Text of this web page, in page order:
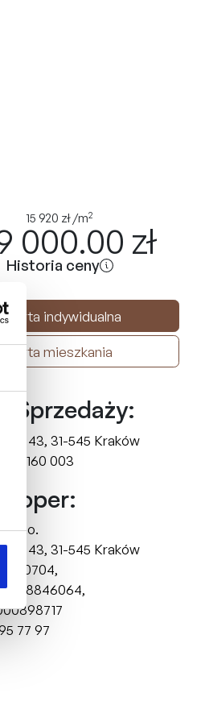
Historia ceny
15 920 zł/m2
000.00 zł
indywidualna
Karta mieszkania
Sprzedaży:
43, 31-545 Kraków
160 003
z o.o.
43, 31-545 Kraków
388846064,
77 97